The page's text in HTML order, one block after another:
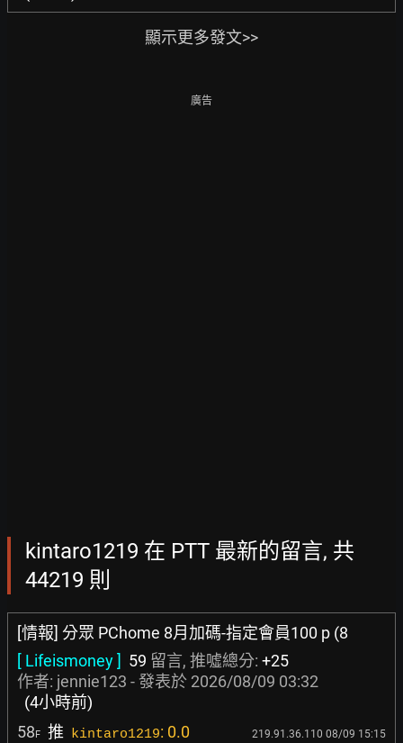
顯示更多發文>>
廣告
kintaro1219 在 PTT 最新的留言, 共
44219 則
[情報] 分眾 PChome 8月加碼-指定會員100 p (8
[ Lifeismoney ] 59 留言, 推噓總分: +25
作者: jennie123 - 發表於 2026/08/09 03:32
(4小時前)
58F 推 kintaro1219: 0.0 219.91.36.110 08/09 15:15